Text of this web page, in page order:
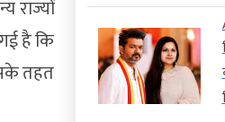
राज्यों
है कि
तहत